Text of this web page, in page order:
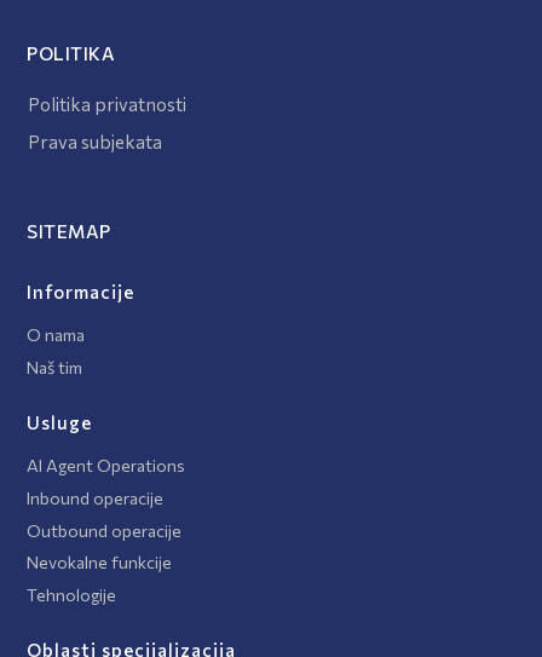
POLITIKA
Politika privatnosti
Prava subjekata
SITEMAP
Informacije
O nama
Naš tim
Usluge
AI Agent Operations
Inbound operacije
Outbound operacije
Nevokalne funkcije
Tehnologije
Oblasti specijalizacija